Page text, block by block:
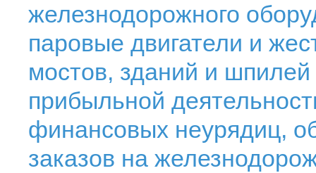
железнодорожного
паровые двигатели и
мостов, зданий и
прибыльной
финансовых неурядиц,
заказов на